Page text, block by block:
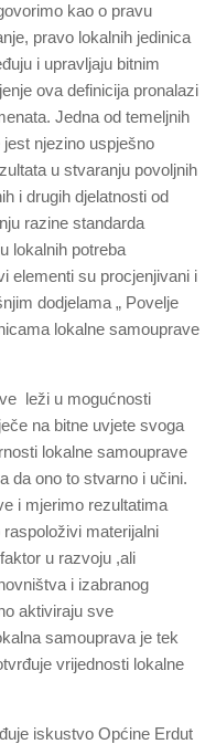
kao o pravu
pravo lokalnih jedinica
i upravljaju bitnim
ova definicija pronalazi
Jedna od temeljnih
njezino uspješno
u stvaranju povoljnih
i drugih djelatnosti od
razine standarda
lokalnih potreba
elementi su procjenjivani i
dodjelama „ Povelje
lokalne samouprave
leži u mogućnosti
na bitne uvjete svoga
lokalne samouprave
da ono to stvarno i učini.
i mjerimo rezultatima
materijalni
u razvoju ,ali
i izabranog
aktiviraju sve
samouprava je tek
vrijednosti lokalne
iskustvo Općine Erdut